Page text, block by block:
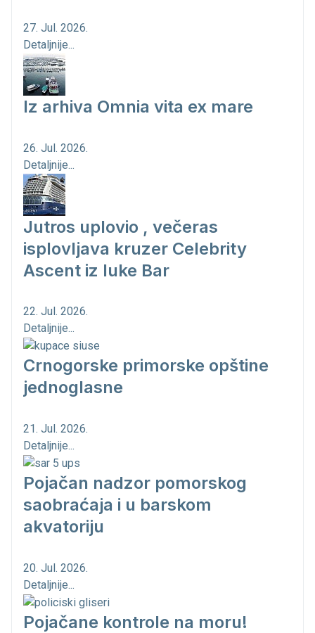
27. Jul. 2026.
Detaljnije...
Iz arhiva Omnia vita ex mare
26. Jul. 2026.
Detaljnije...
Jutros uplovio , večeras
isplovljava kruzer Celebrity
Ascent iz luke Bar
22. Jul. 2026.
Detaljnije...
Crnogorske primorske opštine
jednoglasne
21. Jul. 2026.
Detaljnije...
Pojačan nadzor pomorskog
saobraćaja i u barskom
akvatoriju
20. Jul. 2026.
Detaljnije...
Pojačane kontrole na moru!